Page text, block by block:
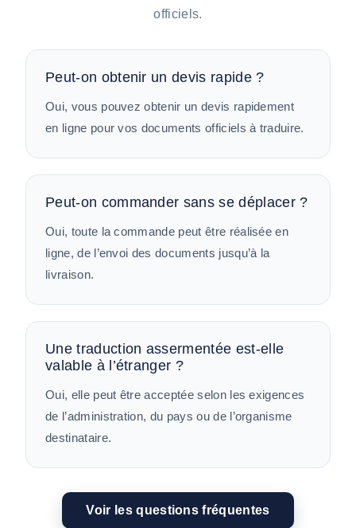
officiels.
Peut-on obtenir un devis rapide ?
Oui, vous pouvez obtenir un devis rapidement
en ligne pour vos documents officiels à traduire.
Peut-on commander sans se déplacer ?
Oui, toute la commande peut être réalisée en
ligne, de l’envoi des documents jusqu’à la
livraison.
Une traduction assermentée est-elle
valable à l’étranger ?
Oui, elle peut être acceptée selon les exigences
de l’administration, du pays ou de l’organisme
destinataire.
Voir les questions fréquentes